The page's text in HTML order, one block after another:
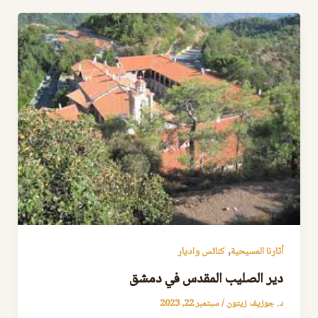
أثارنا المسيحية,كنائس واديار
دير الصليب المقدس في دمشق
د. جوزيف زيتون/سبتمبر 22, 2023